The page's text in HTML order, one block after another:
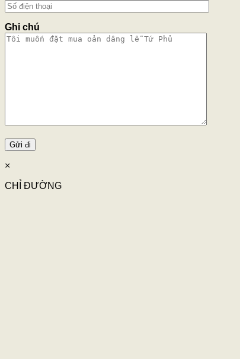
Ghi chú
×
CHỈ ĐƯỜNG